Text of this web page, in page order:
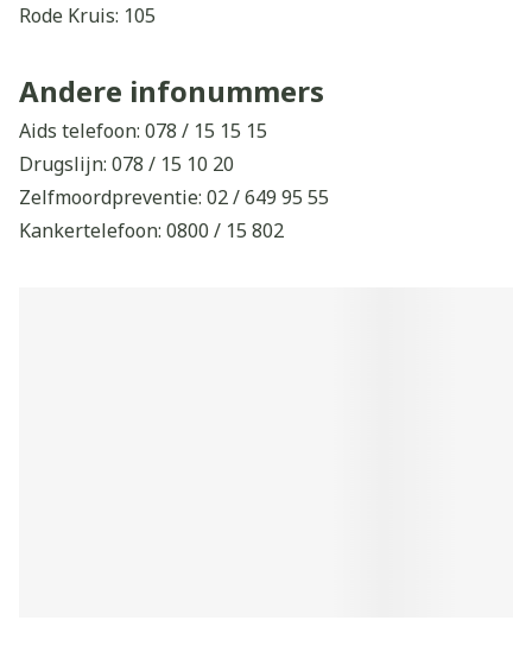
Rode Kruis: 105
Child focus: 110
Andere infonummers
Aids telefoon: 078 / 15 15 15
Drugslijn: 078 / 15 10 20
Zelfmoordpreventie: 02 / 649 95 55
Kankertelefoon: 0800 / 15 802